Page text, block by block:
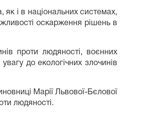
і в національних системах,
оскарження рішень в
проти людяності, воєнних
до екологічних злочинів
Марії Львової-Бєлової
людяності.